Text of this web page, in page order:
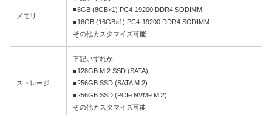
メモリ
■8GB (8GB×1) PC4-19200 DDR4 SODIMM
■16GB (16GB×1) PC4-19200 DDR4 SODIMM
その他カスタマイズ可能
ストレージ
下記いずれか
■128GB M.2 SSD (SATA)
■256GB SSD (SATA M.2)
■256GB SSD (PCIe NVMe M.2)
その他カスタマイズ可能